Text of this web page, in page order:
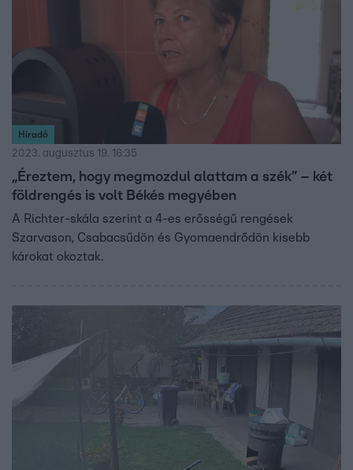
Híradó
2023. augusztus 19. 16:35
„Éreztem, hogy megmozdul alattam a szék” – két
földrengés is volt Békés megyében
A Richter-skála szerint a 4-es erősségű rengések
Szarvason, Csabacsűdön és Gyomaendrődön kisebb
károkat okoztak.